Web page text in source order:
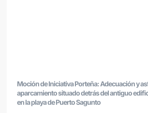
Moción de Iniciativa Porteña: Adecuación y
aparcamiento situado detrás del antiguo
en la playa de Puerto Sagunto